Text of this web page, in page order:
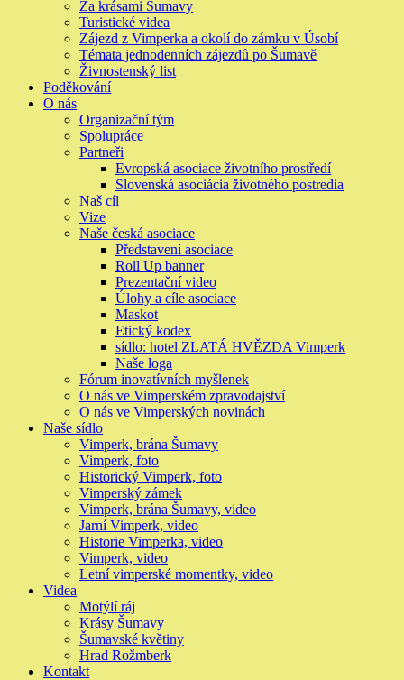
Za krásami Šumavy
Turistické videa
Zájezd z Vimperka a okolí do zámku v Úsobí
Témata jednodenních zájezdů po Šumavě
Živnostenský list
Poděkování
O nás
Organizační tým
Spolupráce
Partneři
Evropská asociace životního prostředí
Slovenská asociácia životného postredia
Naš cíl
Vize
Naše česká asociace
Představení asociace
Roll Up banner
Prezentační video
Úlohy a cíle asociace
Maskot
Etický kodex
sídlo: hotel ZLATÁ HVĚZDA Vimperk
Naše loga
Fórum inovatívních myšlenek
O nás ve Vimperském zpravodajství
O nás ve Vimperských novinách
Naše sídlo
Vimperk, brána Šumavy
Vimperk, foto
Historický Vimperk, foto
Vimperský zámek
Vimperk, brána Šumavy, video
Jarní Vimperk, video
Historie Vimperka, video
Vimperk, video
Letní vimperské momentky, video
Videa
Motýlí ráj
Krásy Šumavy
Šumavské květiny
Hrad Rožmberk
Kontakt